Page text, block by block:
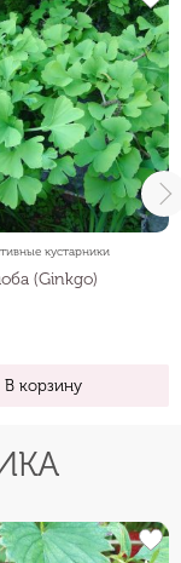
кустарники
(Ginkgo)
В корзину